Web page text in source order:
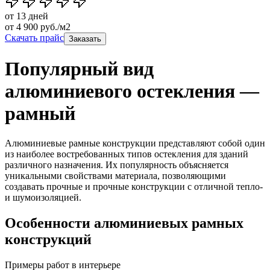
от 13 дней
от 4 900 руб./м2
Скачать прайс Заказать
Популярный вид
алюминиевого остекления —
рамный
Алюминиевые рамные конструкции представляют собой один
из наиболее востребованных типов остекления для зданий
различного назначения. Их популярность объясняется
уникальными свойствами материала, позволяющими
создавать прочные и прочные конструкции с отличной тепло-
и шумоизоляцией.
Особенности алюминиевых рамных
конструкций
Примеры работ в интерьере